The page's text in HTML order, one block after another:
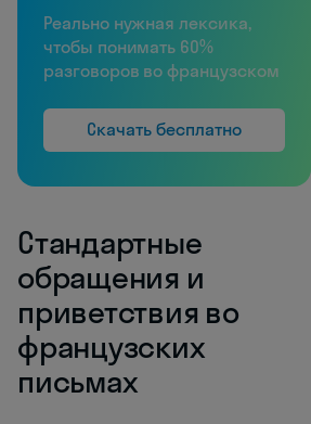
Реально нужная лексика,
чтобы понимать 60%
разговоров во французском
Скачать бесплатно
Стандартные
обращения и
приветствия во
французских
письмах